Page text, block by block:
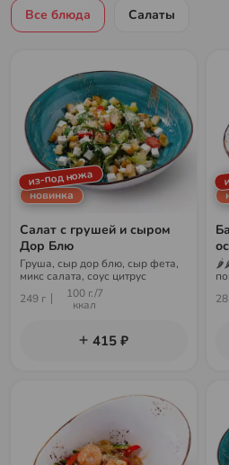
Все блюда Салаты
из-под ножа
новинка
Салат с грушей и сыром
Дор Блю
Груша, сыр дор блю, сыр фета,
микс салата, соус цитрус
249 г
100 г./7
ккал
415 ₽